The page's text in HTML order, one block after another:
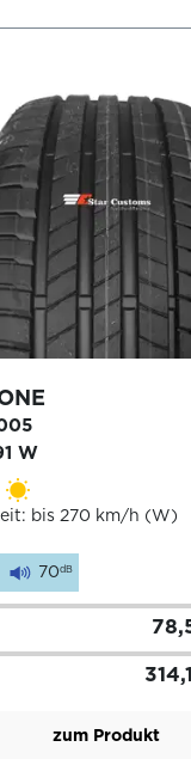
W
bis 270 km/h (W)
70dB
zum Produkt